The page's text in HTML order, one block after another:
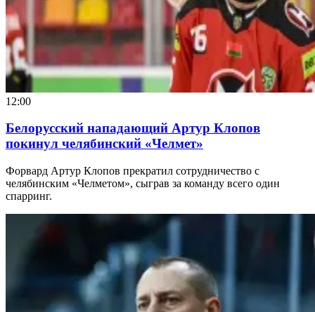
12:00
Белорусский нападающий Артур Клопов
покинул челябинский «Челмет»
Форвард Артур Клопов прекратил сотрудничество с
челябинским «Челметом», сыграв за команду всего один
спарринг.